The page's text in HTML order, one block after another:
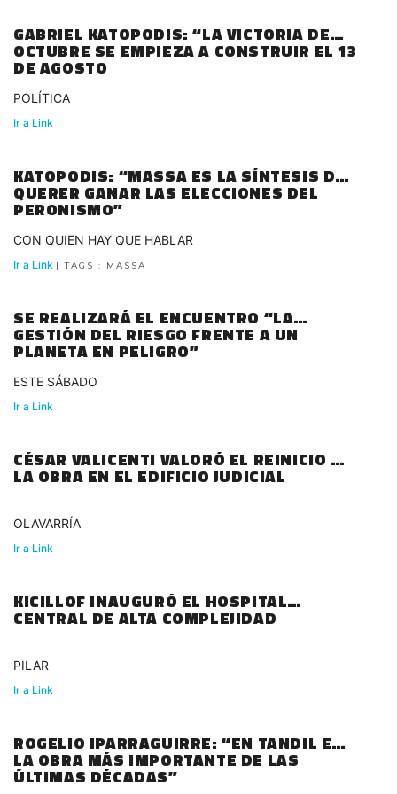
GABRIEL KATOPODIS: “LA VICTORIA DE
OCTUBRE SE EMPIEZA A CONSTRUIR EL 13
DE AGOSTO
POLÍTICA
Ir a Link
KATOPODIS: “MASSA ES LA SÍNTESIS DE
QUERER GANAR LAS ELECCIONES DEL
PERONISMO”
CON QUIEN HAY QUE HABLAR
Ir a Link | TAGS : MASSA
SE REALIZARÁ EL ENCUENTRO “LA
GESTIÓN DEL RIESGO FRENTE A UN
PLANETA EN PELIGRO”
ESTE SÁBADO
Ir a Link
CÉSAR VALICENTI VALORÓ EL REINICIO DE
LA OBRA EN EL EDIFICIO JUDICIAL
OLAVARRÍA
Ir a Link
KICILLOF INAUGURÓ EL HOSPITAL
CENTRAL DE ALTA COMPLEJIDAD
PILAR
Ir a Link
ROGELIO IPARRAGUIRRE: “EN TANDIL ES
LA OBRA MÁS IMPORTANTE DE LAS
ÚLTIMAS DÉCADAS”